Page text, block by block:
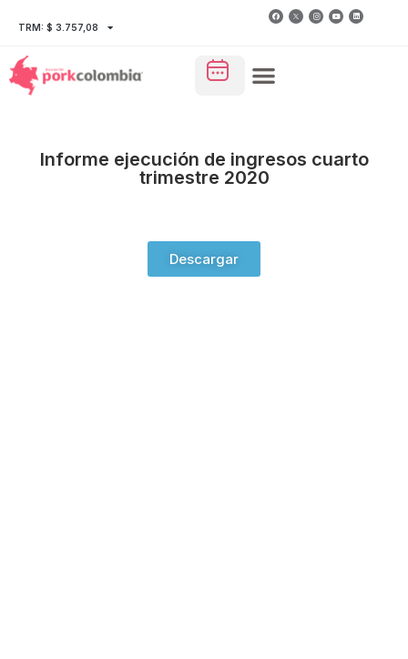
TRM: $ 3.757,08
Informe ejecución de ingresos cuarto
trimestre 2020
Descargar